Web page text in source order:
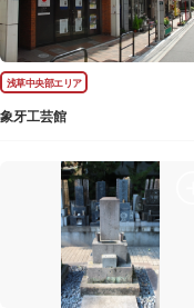
浅草中央部エリア
象牙工芸館